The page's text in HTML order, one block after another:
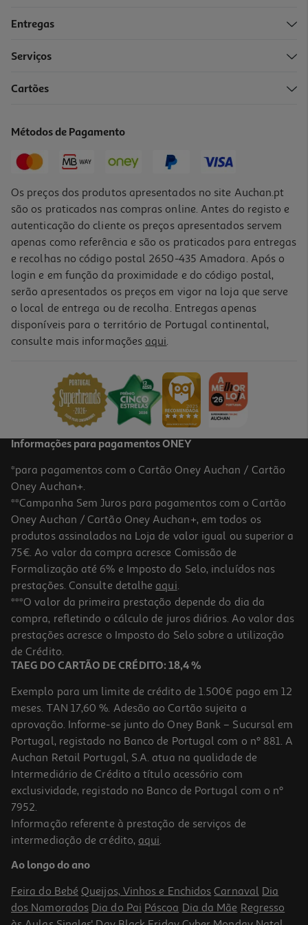
-45%
Conjunto De 4 Esferográficas Auchan Preto
Price reduced from
-33%
3.0
Conjunto De 10 Esferográficas Auchan Cores Sortidas
0.2 €/un
Price reduced from
2,99 €to
1,99 €
Promoção
-18%
Conjunto De 10 Esferográficas Auchan Neon
2.29 €/un
2,29 €
Promoção
Entregas
Serviços
Cartões
Métodos de Pagamento
Os preços dos produtos apresentados no site Auchan.pt
são os praticados nas compras online. Antes do registo e
autenticação do cliente os preços apresentados servem
apenas como referência e são os praticados para entregas
e recolhas no código postal 2650-435 Amadora. Após o
login e em função da proximidade e do código postal,
serão apresentados os preços em vigor na loja que serve
o local de entrega ou de recolha. Entregas apenas
disponíveis para o território de Portugal continental,
consulte mais informações aqui.
Informações para pagamentos ONEY
*para pagamentos com o Cartão Oney Auchan / Cartão
Oney Auchan+.
**Campanha Sem Juros para pagamentos com o Cartão
Oney Auchan / Cartão Oney Auchan+, em todos os
produtos assinalados na Loja de valor igual ou superior a
75€. Ao valor da compra acresce Comissão de
Formalização até 6% e Imposto do Selo, incluídos nas
prestações. Consulte detalhe aqui.
***O valor da primeira prestação depende do dia da
compra, refletindo o cálculo de juros diários. Ao valor das
prestações acresce o Imposto do Selo sobre a utilização
de Crédito.
TAEG DO CARTÃO DE CRÉDITO: 18,4 %
Exemplo para um limite de crédito de 1.500€ pago em 12
meses. TAN 17,60 %. Adesão ao Cartão sujeita a
aprovação. Informe-se junto do Oney Bank – Sucursal em
Portugal, registado no Banco de Portugal com o nº 881. A
Auchan Retail Portugal, S.A. atua na qualidade de
Intermediário de Crédito a título acessório com
exclusividade, registado no Banco de Portugal com o nº
7952.
Informação referente à prestação de serviços de
intermediação de crédito, aqui.
Ao longo do ano
Feira do Bebé Queijos, Vinhos e Enchidos Carnaval Dia
dos Namorados Dia do Pai Páscoa Dia da Mãe Regresso